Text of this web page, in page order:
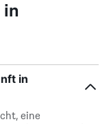
in
eine